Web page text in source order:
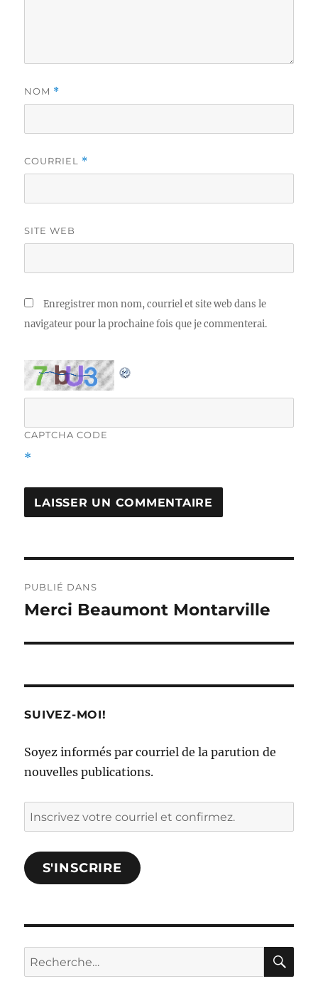
NOM *
COURRIEL *
SITE WEB
Enregistrer mon nom, courriel et site web dans le
navigateur pour la prochaine fois que je commenterai.
CAPTCHA CODE
*
de
PUBLIÉ DANS
Merci Beaumont Montarville
SUIVEZ-MOI!
Soyez informés par courriel de la parution de
nouvelles publications.
Inscrivez
votre
courriel
et
S'INSCRIRE
Rechercher :